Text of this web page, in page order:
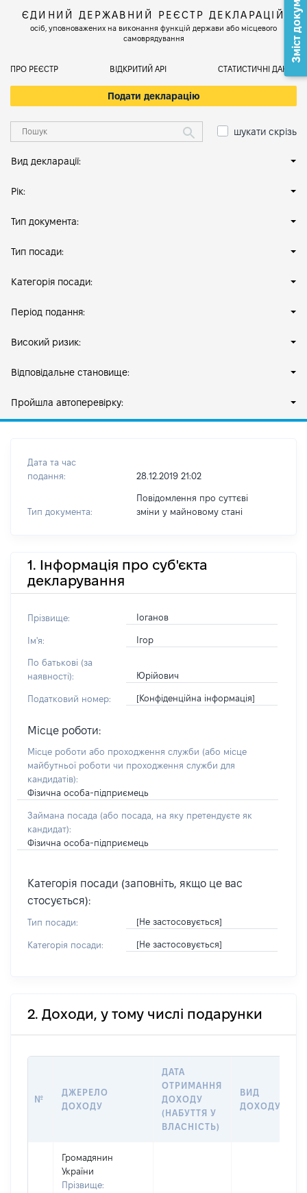
ЄДИНИЙ ДЕРЖАВНИЙ РЕЄСТР ДЕКЛАРАЦІЙ
осіб, уповноважених на виконання функцій держави або місцевого
самоврядування
ПРО РЕЄСТР ВІДКРИТИЙ АРІ СТАТИСТИЧНІ ДАНІ
Подати декларацію
шукати скрізь
Вид декларації:
Рік:
Тип документа:
Тип посади:
Категорія посади:
Період подання:
Високий ризик:
Відповідальне становище:
Пройшла автоперевірку:
Дата та час
подання:
28.12.2019 21:02
Тип документа:
Повідомлення про суттєві
зміни y майновому стані
1. Інформація про суб'єкта
декларування
Прізвище: Іоганов
Ім'я: Ігор
По батькові (за
наявності):
Юрійович
Податковий номер: [Конфіденційна інформація]
Місце роботи:
Місце роботи або проходження служби (або місце
майбутньої роботи чи проходження служби для
кандидатів):
Фізична особа-підприємець
Займана посада (або посада, на яку претендуєте як
кандидат):
Фізична особа-підприємець
Категорія посади (заповніть, якщо це вас
стосується):
Тип посади: [Не застосовується]
Категорія посади: [Не застосовується]
2. Доходи, у тому числі подарунки
№
ДЖЕРЕЛО
ДОХОДУ
ДАТА
ОТРИМАННЯ
ДОХОДУ
(НАБУТТЯ У
ВЛАСНІСТЬ)
ВИД
ДОХОДУ
Громадянин
України
Прізвище:
Зміст документа